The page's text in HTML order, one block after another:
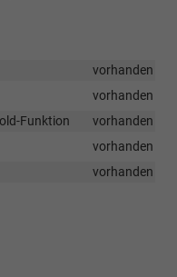
vorhanden
vorhanden
Funktion
vorhanden
vorhanden
vorhanden